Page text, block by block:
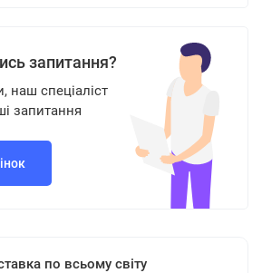
запитання?
наш спеціаліст
запитання
по всьому світу